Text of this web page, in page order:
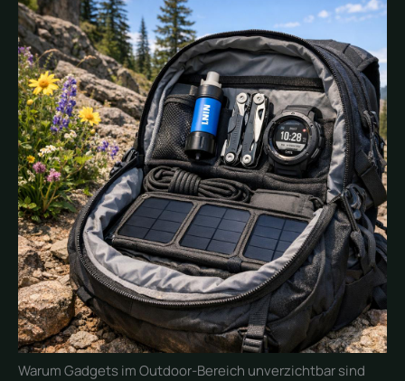
Warum Gadgets im Outdoor-Bereich unverzichtbar sind